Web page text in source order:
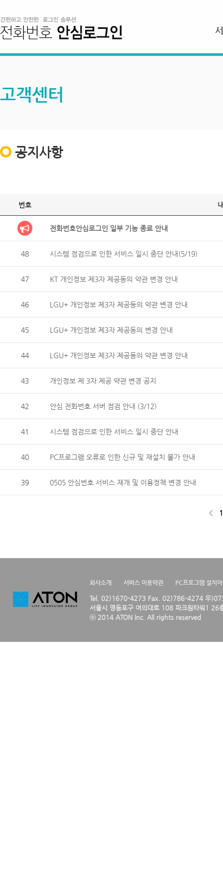
고객센터
공지사항
번호
전화번호안심로그인 일부 기능 종료 안내
48 시스템 점검으로 인한 서비스 일시 중단 안내(5/19)
47 KT 개인정보 제3자 제공동의 약관 변경 안내
46 LGU+ 개인정보 제3자 제공동의 약관 변경 안내
45 LGU+ 개인정보 제3자 제공동의 변경 안내
44 LGU+ 개인정보 제3자 제공동의 약관 변경 안내
43 개인정보 제 3자 제공 약관 변경 공지
42 안심 전화번호 서버 점검 안내 (3/12)
41 시스템 점검으로 인한 서비스 일시 중단 안내
40 PC프로그램 오류로 인한 신규 및 재설치 불가 안내
39 0505 안심번호 서비스 재개 및 이용정책 변경 안내
< 1
회사소개 서비스 이용약관 PC프로그램 설치
Tel. 02)1670-4273 Fax. 02)786-4274 우
서울시 영등포구 여의대로 108 파크원타워1 26
ⓒ 2014 ATON Inc. All rights reserved